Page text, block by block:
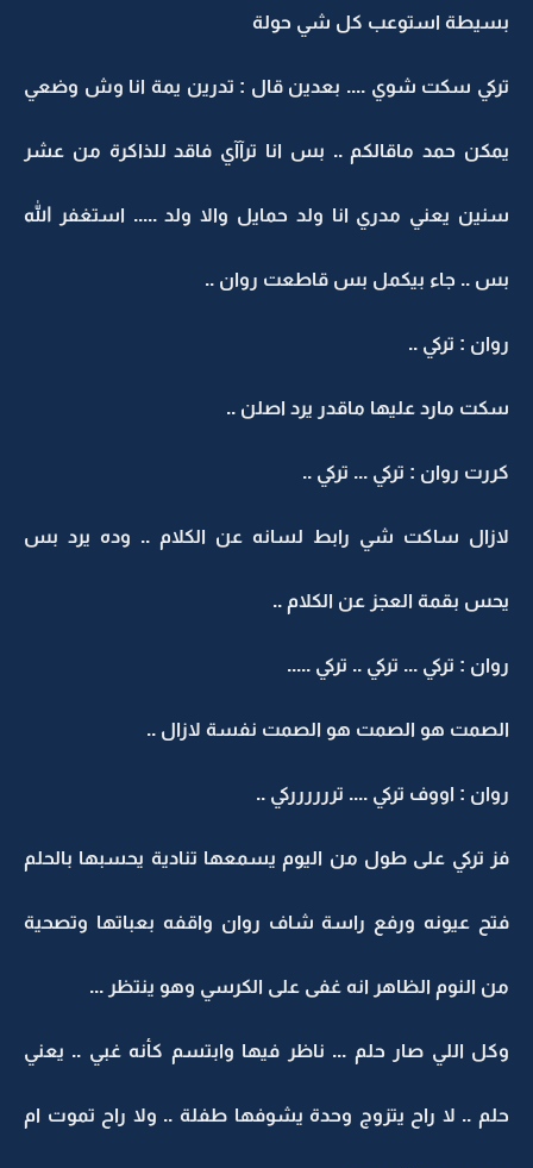
بسيطة استوعب كل شي حولة
تركي سكت شوي .... بعدين قال : تدرين يمة انا وش وضعي
يمكن حمد ماقالكم .. بس انا ترآآي فاقد للذاكرة من عشر
سنين يعني مدري انا ولد حمايل والا ولد ..... استغفر الله
بس .. جاء بيكمل بس قاطعت روان ..
روان : تركي ..
سكت مارد عليها ماقدر يرد اصلن ..
كررت روان : تركي ... تركي ..
لازال ساكت شي رابط لسانه عن الكلام .. وده يرد بس
يحس بقمة العجز عن الكلام ..
روان : تركي ... تركي .. تركي .....
الصمت هو الصمت هو الصمت نفسة لازال ..
روان : اووف تركي .... ترررررركي ..
فز تركي على طول من اليوم يسمعها تنادية يحسبها بالحلم
فتح عيونه ورفع راسة شاف روان واقفه بعباتها وتصحية
من النوم الظاهر انه غفى على الكرسي وهو ينتظر ...
وكل اللي صار حلم ... ناظر فيها وابتسم كأنه غبي .. يعني
حلم .. لا راح يتزوج وحدة يشوفها طفلة .. ولا راح تموت ام